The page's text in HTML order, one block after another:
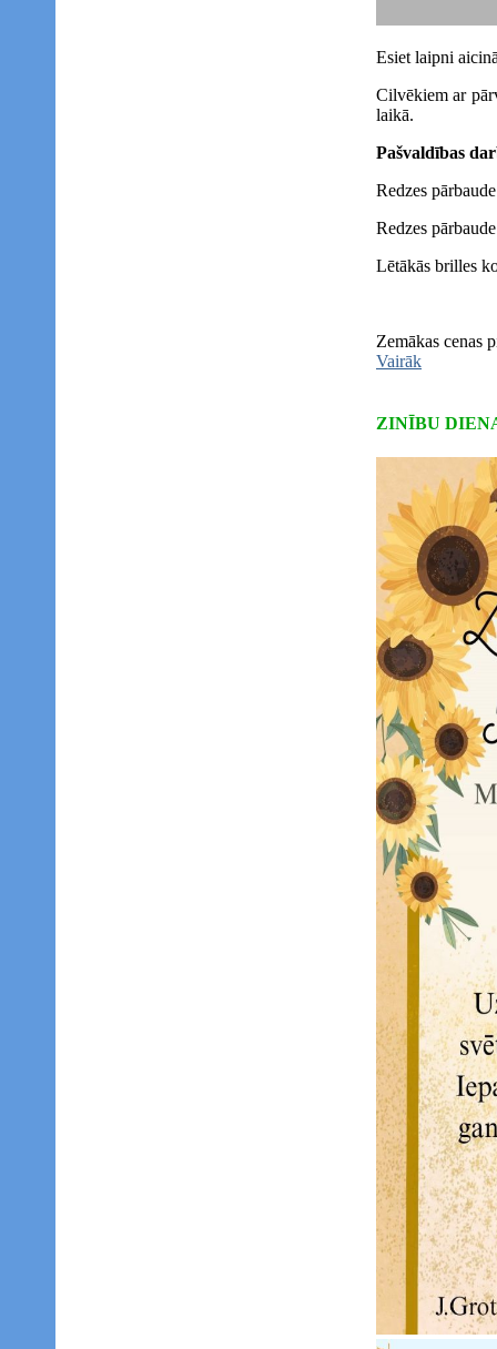
Esiet laipni
Cilvēkiem ar
laikā.
Pašvaldības
Redzes
Redzes
Lētākās brilles
Zemākas cenas
Vairāk
ZINĪBU